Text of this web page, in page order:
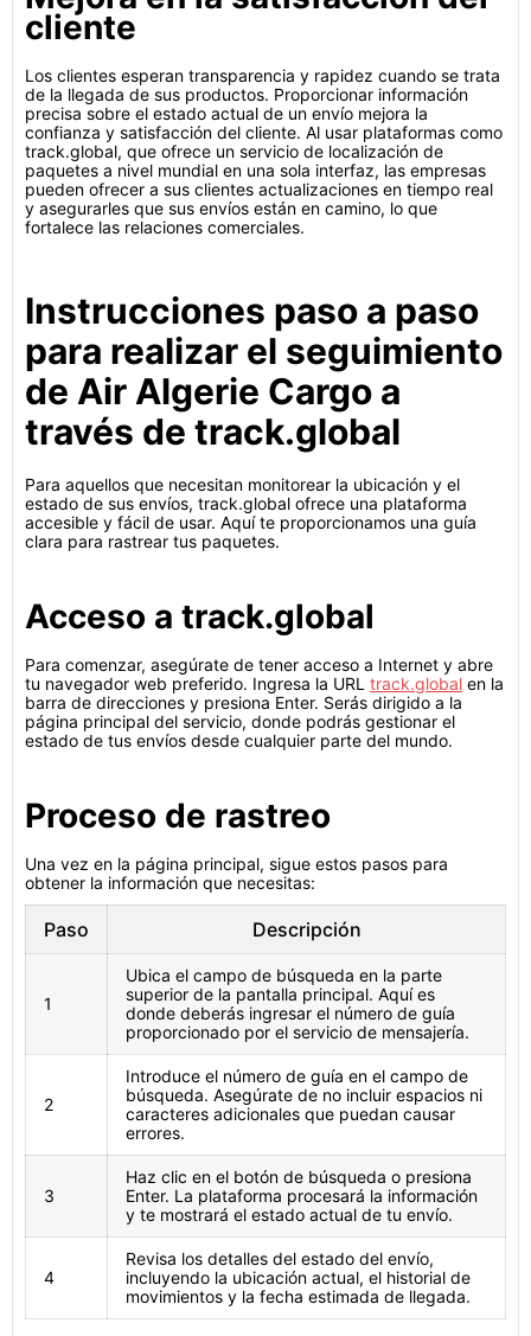
cliente
Los clientes esperan transparencia y rapidez cuando se trata
de la llegada de sus productos. Proporcionar información
precisa sobre el estado actual de un envío mejora la
confianza y satisfacción del cliente. Al usar plataformas como
track.global, que ofrece un servicio de localización de
paquetes a nivel mundial en una sola interfaz, las empresas
pueden ofrecer a sus clientes actualizaciones en tiempo real
y asegurarles que sus envíos están en camino, lo que
fortalece las relaciones comerciales.
Instrucciones paso a paso
para realizar el seguimiento
de Air Algerie Cargo a
través de track.global
Para aquellos que necesitan monitorear la ubicación y el
estado de sus envíos, track.global ofrece una plataforma
accesible y fácil de usar. Aquí te proporcionamos una guía
clara para rastrear tus paquetes.
Acceso a track.global
Para comenzar, asegúrate de tener acceso a Internet y abre
tu navegador web preferido. Ingresa la URL track.global en la
barra de direcciones y presiona Enter. Serás dirigido a la
página principal del servicio, donde podrás gestionar el
estado de tus envíos desde cualquier parte del mundo.
Proceso de rastreo
Una vez en la página principal, sigue estos pasos para
obtener la información que necesitas:
Paso Descripción
1
Ubica el campo de búsqueda en la parte
superior de la pantalla principal. Aquí es
donde deberás ingresar el número de guía
proporcionado por el servicio de mensajería.
2
Introduce el número de guía en el campo de
búsqueda. Asegúrate de no incluir espacios ni
caracteres adicionales que puedan causar
errores.
3
Haz clic en el botón de búsqueda o presiona
Enter. La plataforma procesará la información
y te mostrará el estado actual de tu envío.
4
Revisa los detalles del estado del envío,
incluyendo la ubicación actual, el historial de
movimientos y la fecha estimada de llegada.